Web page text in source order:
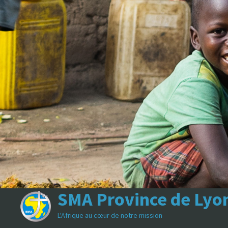
Passer
au
contenu
SMA Province de
L'Afrique au cœur de notre mission